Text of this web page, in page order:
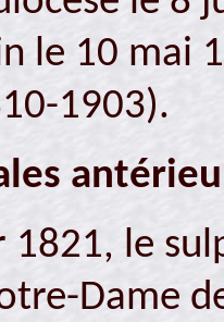
le 10 mai
1903).
1821, le
Dame